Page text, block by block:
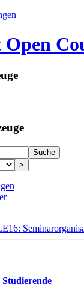
Suche
>